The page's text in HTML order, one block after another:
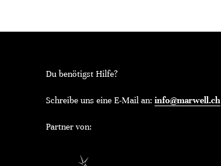
Du benötigst Hilfe?
Schreibe uns eine E-Mail an: info@marwell.ch
Partner von: